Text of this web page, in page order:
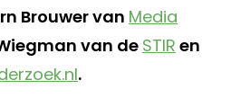
Brouwer van Media
van de STIR en
.